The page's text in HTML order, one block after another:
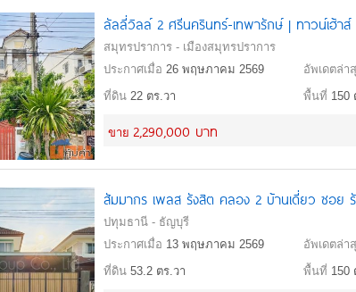
ลัลลี่วิลล์ 2 ศรีนครินทร์-เทพารักษ์ | ทาวน์เฮ้า
สมุทรปราการ - เมืองสมุทรปราการ
ประกาศเมื่อ 26 พฤษภาคม 2569 อัพเดตล่า
ที่ดิน 22 ตร.วา พื้นที่ 150
ขาย 2,290,000 บาท
สัมมากร เพลส รังสิต คลอง 2 บ้านเดี่ยว ซอย
ปทุมธานี - ธัญบุรี
ประกาศเมื่อ 13 พฤษภาคม 2569 อัพเดตล่า
ที่ดิน 53.2 ตร.วา พื้นที่ 150